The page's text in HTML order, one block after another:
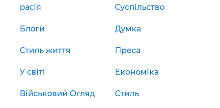
расія Суспільство
Блоги Думка
Стиль життя Преса
У світі Економіка
Військовий Огляд Стиль